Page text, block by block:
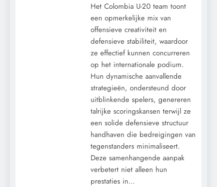
Het Colombia U-20 team toont
een opmerkelijke mix van
offensieve creativiteit en
defensieve stabiliteit, waardoor
ze effectief kunnen concurreren
op het internationale podium.
Hun dynamische aanvallende
strategieën, ondersteund door
uitblinkende spelers, genereren
talrijke scoringskansen terwijl ze
een solide defensieve structuur
handhaven die bedreigingen van
tegenstanders minimaliseert.
Deze samenhangende aanpak
verbetert niet alleen hun
prestaties in…